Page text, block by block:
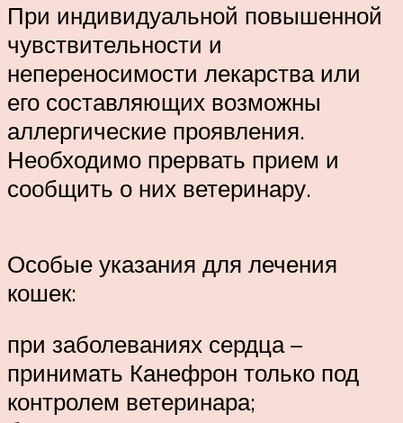
При индивидуальной повышенной
чувствительности и
непереносимости лекарства или
его составляющих возможны
аллергические проявления.
Необходимо прервать прием и
сообщить о них ветеринару.
Особые указания для лечения
кошек:
при заболеваниях сердца –
принимать Канефрон только под
контролем ветеринара;